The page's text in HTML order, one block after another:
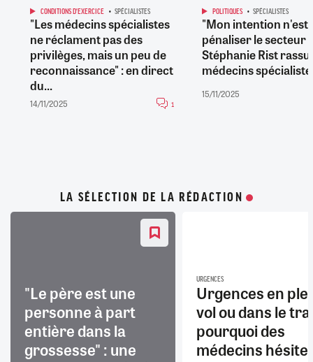
CONDITIONS D'EXERCICE SPÉCIALISTES
"Les médecins spécialistes
ne réclament pas des
privilèges, mais un peu de
reconnaissance" : en direct
du...
14/11/2025 1
POLITIQUES SPÉCIALISTES
"Mon intention n'est
pénaliser le secteur
Stéphanie Rist
médecins
15/11/2025
LA SÉLECTION DE LA RÉDACTION
"Le père est une
personne à part
entière dans la
grossesse" : une
URGENCES
Urgences en
vol ou dans le
pourquoi des
médecins